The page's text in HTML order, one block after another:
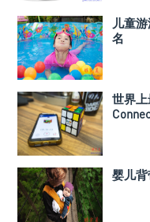
儿童
名
世界
婴儿